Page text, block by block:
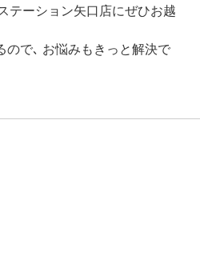
テーション矢口店にぜひお越
ので､ お悩みもきっと解決で